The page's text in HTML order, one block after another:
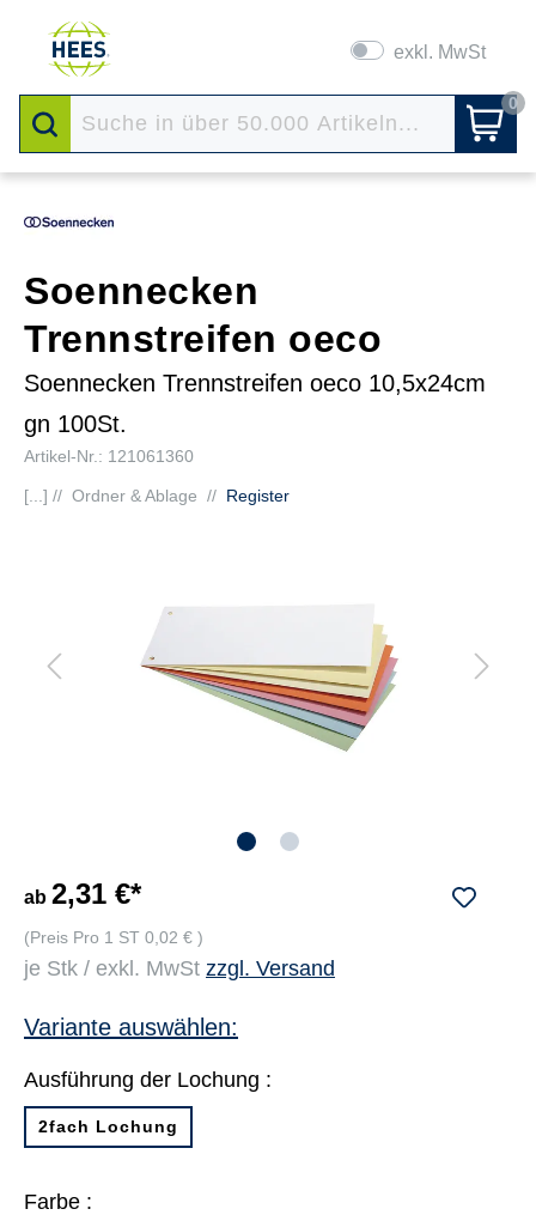
exkl. MwSt
0
Soennecken
Trennstreifen oeco
Soennecken Trennstreifen oeco 10,5x24cm
gn 100St.
Artikel-Nr.: 121061360
[...] // Ordner & Ablage // Register
ab 2,31 €*
(Preis Pro 1 ST 0,02 € )
je Stk / exkl. MwSt zzgl. Versand
Variante auswählen:
Ausführung der Lochung :
2fach Lochung
Farbe :